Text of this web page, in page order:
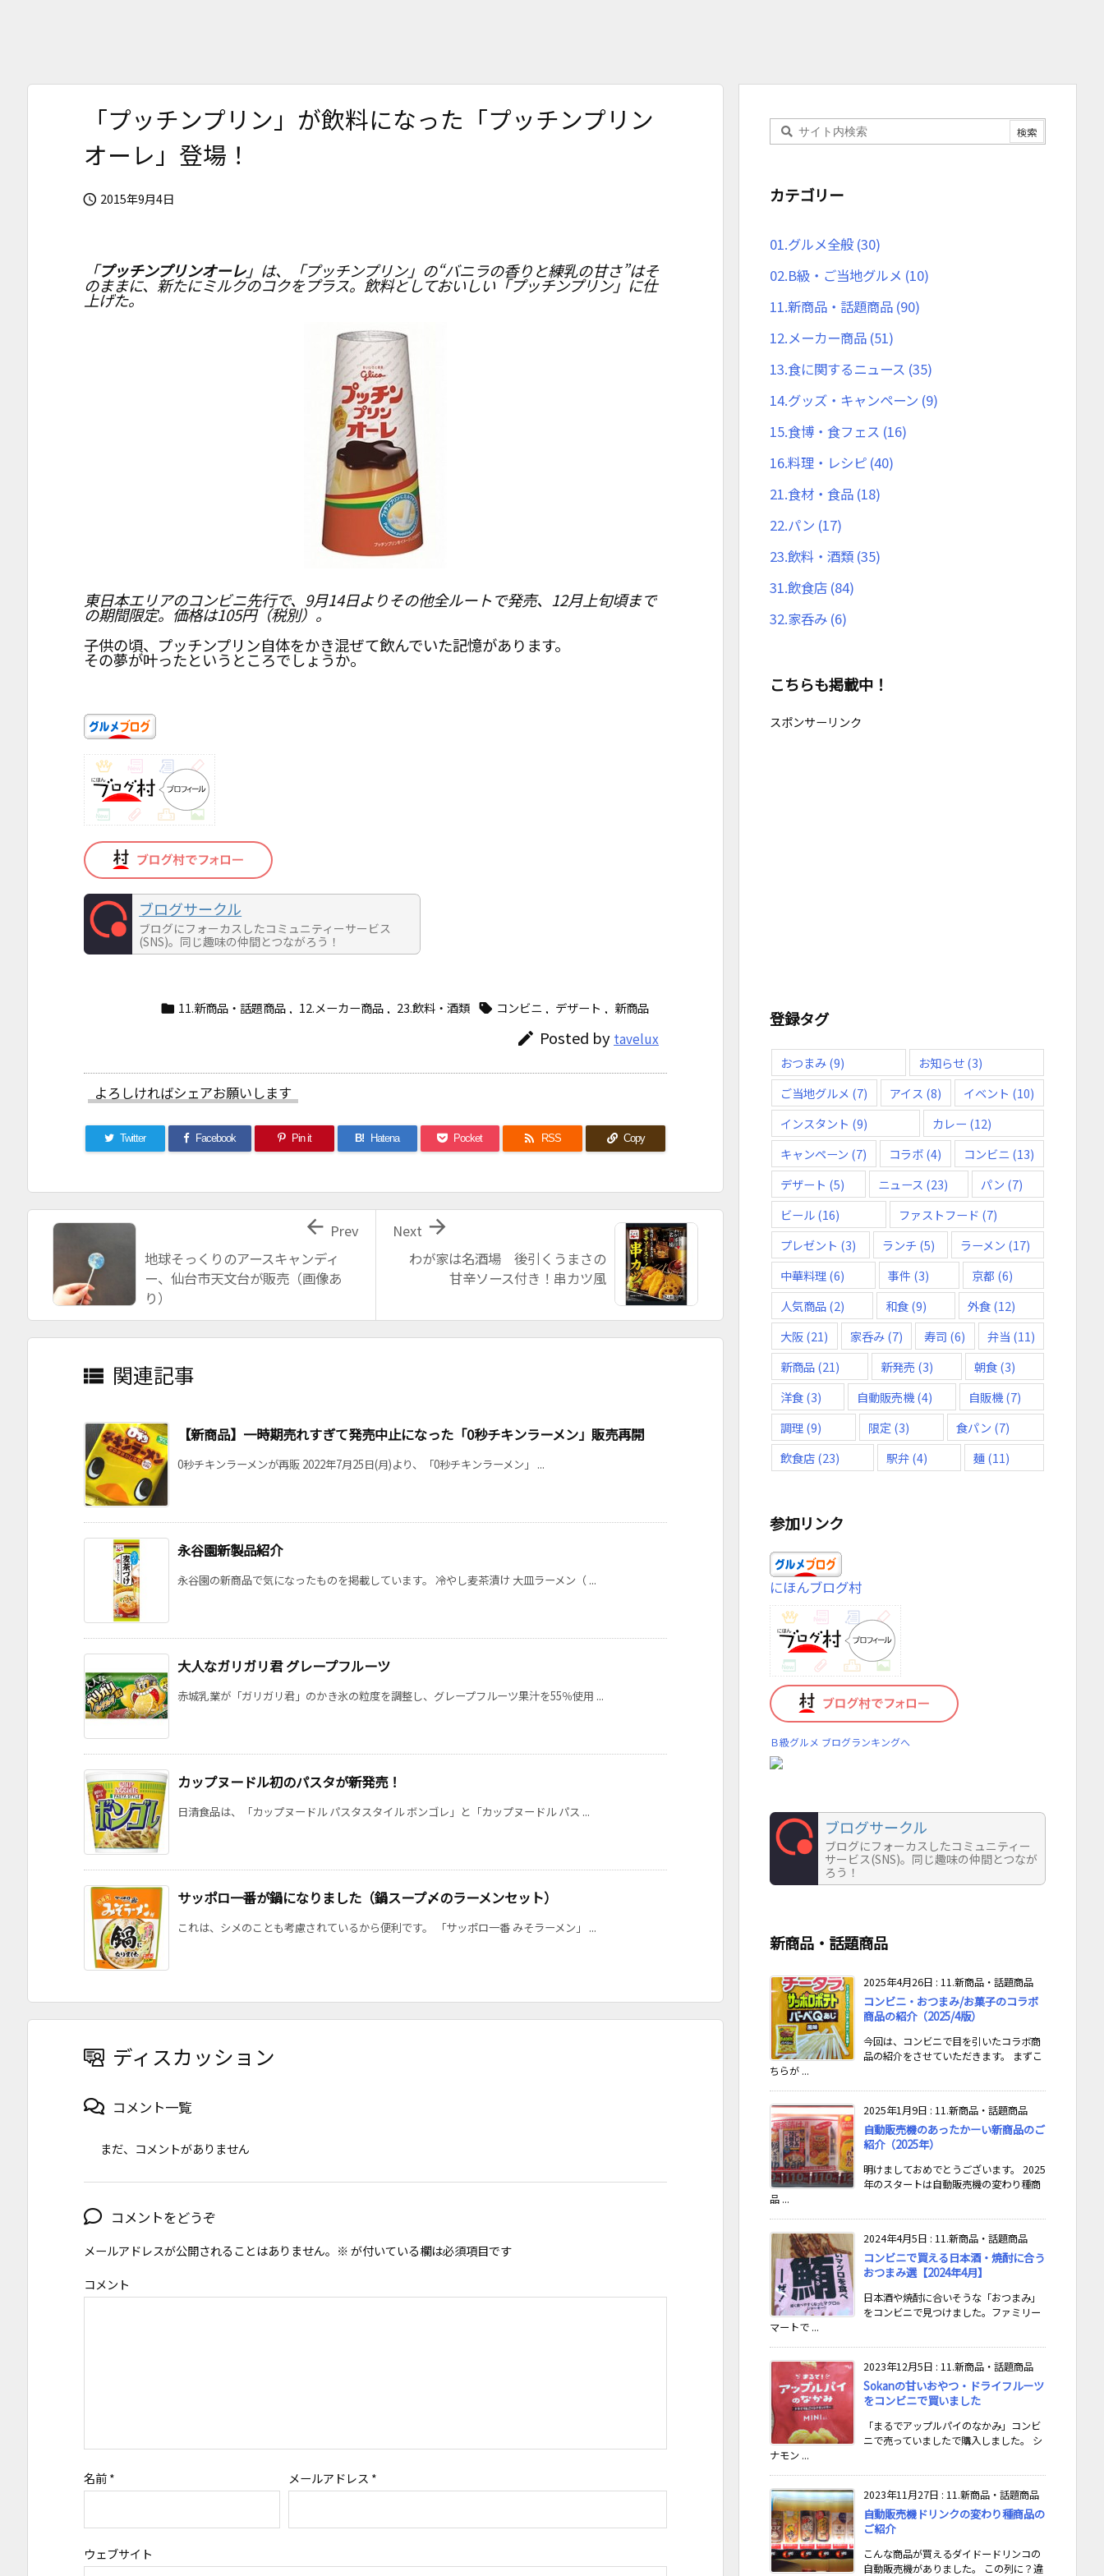
「プッチンプリン」が飲料になった「プッチンプリン
オーレ」登場！
 2015年9月4日
「プッチンプリンオーレ」は、「プッチンプリン」の“バニラの香りと練乳の甘さ”はそ
のままに、新たにミルクのコクをプラス。飲料としておいしい「プッチンプリン」に仕
上げた。
東日本エリアのコンビニ先行で、9月14日よりその他全ルートで発売、12月上旬頃まで
の期間限定。価格は105円（税別）。
子供の頃、プッチンプリン自体をかき混ぜて飲んでいた記憶があります。
その夢が叶ったというところでしょうか。
ブログサークル
ブログにフォーカスしたコミュニティーサービス
(SNS)。同じ趣味の仲間とつながろう！
 11.新商品・話題商品 , 12.メーカー商品 , 23.飲料・酒類  コンビニ , デザート , 新商品
 Posted by tavelux
よろしければシェアお願いします
Twitter Facebook Pin it B! Hatena Pocket  RSS Copy
わが家は名酒場 後引くうまさの
甘辛ソース付き！串カツ風

Next
地球そっくりのアースキャンディ
ー、仙台市天文台が販売（画像あ
り）
 Prev
 関連記事
【新商品】一時期売れすぎて発売中止になった「0秒チキンラーメン」販売再開
0秒チキンラーメンが再販 2022年7月25日(月)より、「0秒チキンラーメン」 ...
永谷園新製品紹介
永谷園の新商品で気になったものを掲載しています。 冷やし麦茶漬け 大皿ラーメン（ ...
大人なガリガリ君 グレープフルーツ
赤城乳業が「ガリガリ君」のかき氷の粒度を調整し、グレープフルーツ果汁を55％使用 ...
カップヌードル初のパスタが新発売！
日清食品は、「カップヌードル パスタスタイル ボンゴレ」と「カップヌードル パス ...
サッポロ一番が鍋になりました（鍋スープ〆のラーメンセット）
これは、シメのことも考慮されているから便利です。 「サッポロ一番 みそラーメン」 ...
ディスカッション
コメント一覧
まだ、コメントがありません
コメントをどうぞ
メールアドレスが公開されることはありません。 ※が付いている欄は必須項目です
コメント
名前* メールアドレス *
ウェブサイト
カテゴリー
01.グルメ全般 (30)
02.B級・ご当地グルメ (10)
11.新商品・話題商品 (90)
12.メーカー商品 (51)
13.食に関するニュース (35)
14.グッズ・キャンペーン (9)
15.食博・食フェス (16)
16.料理・レシピ (40)
21.食材・食品 (18)
22.パン (17)
23.飲料・酒類 (35)
31.飲食店 (84)
32.家呑み (6)
こちらも掲載中！
スポンサーリンク
登録タグ
おつまみ(9) お知らせ(3)
ご当地グルメ (7) アイス (8) イベント (10)
インスタント (9) カレー (12)
キャンペーン (7) コラボ(4) コンビニ (13)
デザート (5) ニュース (23) パン (7)
ビール(16) ファストフード (7)
プレゼント (3) ランチ (5) ラーメン (17)
中華料理(6) 事件 (3) 京都 (6)
人気商品(2) 和食(9) 外食(12)
大阪(21) 家呑み(7) 寿司 (6) 弁当 (11)
新商品(21) 新発売 (3) 朝食(3)
洋食(3) 自動販売機(4) 自販機(7)
調理(9) 限定 (3) 食パン (7)
飲食店(23) 駅弁(4) 麺(11)
参加リンク
にほんブログ村
Ｂ級グルメ ブログランキングへ
ブログサークル
ブログにフォーカスしたコミュニティー
サービス(SNS)。同じ趣味の仲間とつなが
ろう！
新商品・話題商品
2025年4月26日 : 11.新商品・話題商品
コンビニ・おつまみ/お菓子のコラボ
商品の紹介（2025/4版）
今回は、コンビニで目を引いたコラボ商
品の紹介をさせていただきます。 まずこ
ちらが ...
2025年1月9日 : 11.新商品・話題商品
自動販売機のあったかーい新商品のご
紹介（2025年）
明けましておめでとうございます。 2025
年のスタートは自動販売機の変わり種商
品 ...
2024年4月5日 : 11.新商品・話題商品
コンビニで買える日本酒・焼酎に合う
おつまみ選【2024年4月】
日本酒や焼酎に合いそうな「おつまみ」
をコンビニで見つけました。ファミリー
マートで ...
2023年12月5日 : 11.新商品・話題商品
Sokanの甘いおやつ・ドライフルーツ
をコンビニで買いました
「まるでアップルパイのなかみ」コンビ
ニで売っていましたで購入しました。 シ
ナモン ...
2023年11月27日 : 11.新商品・話題商品
自動販売機ドリンクの変わり種商品の
ご紹介
こんな商品が買えるダイドードリンコの
自動販売機がありました。 この列に？違